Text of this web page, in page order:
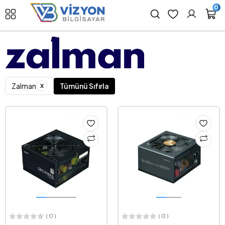
0
Zalman x Tümünü Sıfırla
( 0 ) ( 0 )